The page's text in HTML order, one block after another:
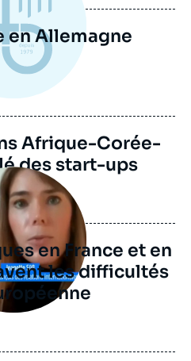
en Allemagne
Afrique-Corée-
des start-ups
en France et en
les difficultés